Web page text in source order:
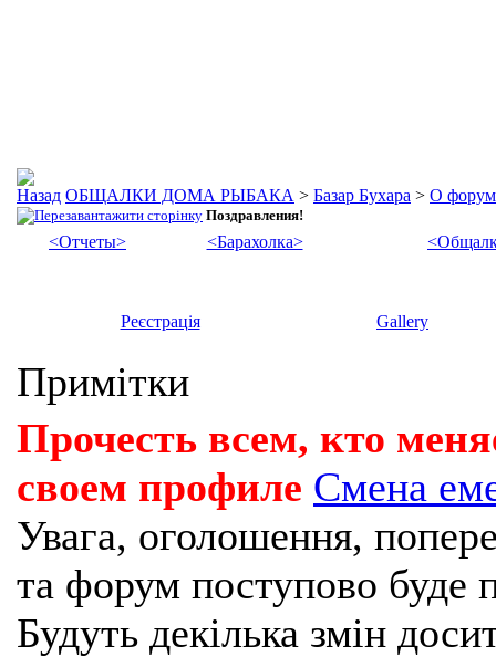
ОБЩАЛКИ ДОМА РЫБАКА > Базар Бухара > О
Поздравления!
<Отчеты> <Барахолка>
Реєстрація Gallery
Примітки
Прочесть всем, кто
своем профиле Смена
Увага, оголошення,
та форум поступово буде
Будуть декілька змін